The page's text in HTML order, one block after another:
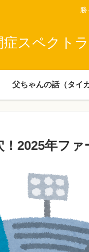
勝
症スペクト
2025年ファ